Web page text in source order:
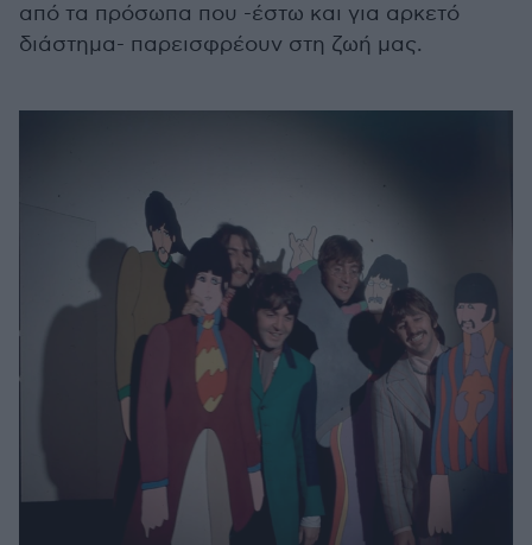
από τα πρόσωπα που -έστω και για αρκετό
διάστημα- παρεισφρέουν στη ζωή μας.